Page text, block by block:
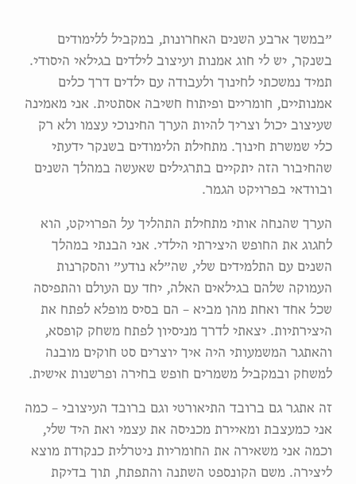
״במשך ארבע השנים האחרונות, במקביל ללימודים
בשנקר, יש לי חוג אמנות ועיצוב לילדים בגילאי היסודי.
תמיד נמשכתי לחינוך ולעבודה עם ילדים דרך כלים
אמנותיים, חומריים ופיתוח חשיבה אסתטית. אני מאמינה
שעיצוב יכול וצריך להיות הערך החינוכי עצמו ולא רק
כלי שמשרת חינוך. מתחילת הלימודים בשנקר ידעתי
שהחיבור הזה יתקיים בתרגילים שאעשה במהלך השנים
ובוודאי בפרויקט הגמר.
הערך שהנחה אותי מתחילת התהליך על הפרויקט, הוא
לחגוג את החופש היצירתי הילדי. אני הבנתי במהלך
השנים עם התלמידים שלי, שה״לא נודע״ והסקרנות
העמוקה שלהם בגילאים האלה, יחד עם העולם והתפיסה
שכל אחד ואחת מהן מביא – הם בסיס מופלא לפתח את
היצירתיות. יצאתי לדרך מניסיון לפתח משחק קופסא,
והאתגר המשמעותי היה איך יוצרים סט חוקים מובנה
למשחק ובמקביל משמרים חופש בחירה ופרשנות אישית.
זה אתגר גם ברובד התיאורטי וגם ברובד העיצובי – כמה
אני כמעצבת ומאיירת מכניסה את עצמי ואת היד שלי,
וכמה אני משאירה את החומריות ניטרלית כנקודת מוצא
ליצירה. משם הקונספט השתנה והתפתח, תוך בדיקת